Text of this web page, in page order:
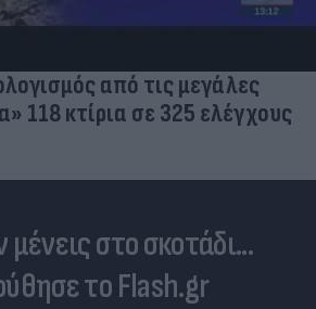
από τις μεγάλες
118 κτίρια σε 325 ελέγχους
μένεις στο σκοτάδι...
το Flash.gr